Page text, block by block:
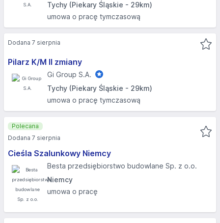
Tychy (Piekary Śląskie - 29km)
umowa o pracę tymczasową
Pilarz K/M II zmiany
Gi Group S.A.
Tychy (Piekary Śląskie - 29km)
umowa o pracę tymczasową
Dodana 7 sierpnia
Cieśla Szalunkowy Niemcy
Besta przedsiębiorstwo budowlane Sp. z o.o.
Niemcy
umowa o pracę
Polecana
Dodana 7 sierpnia